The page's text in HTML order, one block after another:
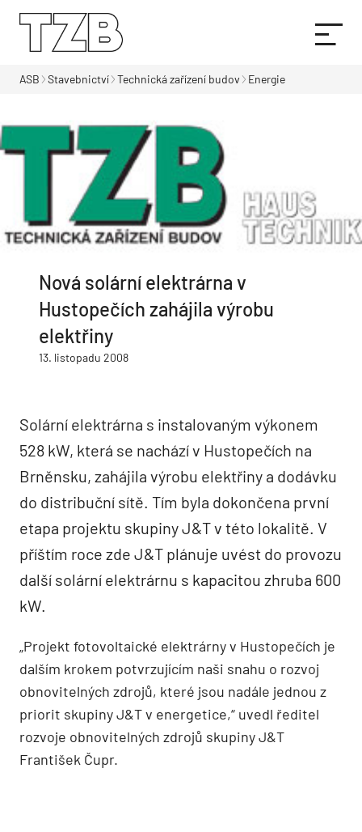
ASB Stavebnictví Technická zařízení budov Energie
Nová solární elektrárna v
Hustopečích zahájila výrobu
elektřiny
13. listopadu 2008
Solární elektrárna s instalovaným výkonem
528 kW, která se nachází v Hustopečích na
Brněnsku, zahájila výrobu elektřiny a dodávku
do distribuční sítě. Tím byla dokončena první
etapa projektu skupiny J&T v této lokalitě. V
příštím roce zde J&T plánuje uvést do provozu
další solární elektrárnu s kapacitou zhruba 600
kW.
„Projekt fotovoltaické elektrárny v Hustopečích je
dalším krokem potvrzujícím naši snahu o rozvoj
obnovitelných zdrojů, které jsou nadále jednou z
priorit skupiny J&T v energetice,“ uvedl ředitel
rozvoje obnovitelných zdrojů skupiny J&T
František Čupr.